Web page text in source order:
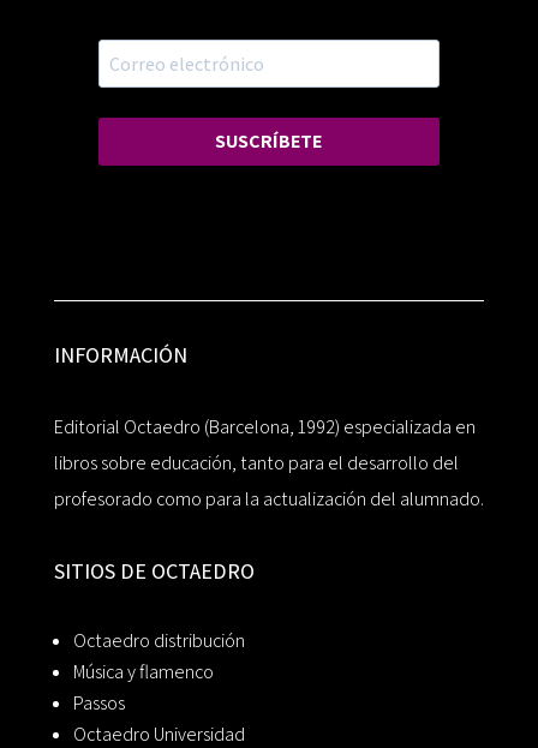
SUSCRÍBETE
INFORMACIÓN
Editorial Octaedro (Barcelona, 1992) especializada en
libros sobre educación, tanto para el desarrollo del
profesorado como para la actualización del alumnado.
SITIOS DE OCTAEDRO
Octaedro distribución
Música y flamenco
Passos
Octaedro Universidad